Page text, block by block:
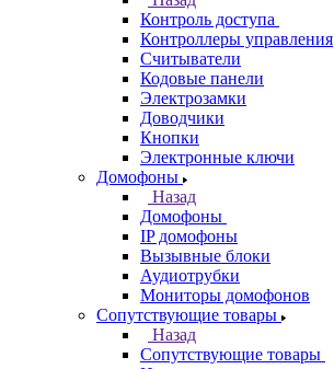
Контроль доступа
Контроллеры управления
Считыватели
Кодовые панели
Электрозамки
Доводчики
Кнопки
Электронные ключи
Домофоны
Назад
Домофоны
IP домофоны
Вызывные блоки
Аудиотрубки
Мониторы домофонов
Сопутствующие товары
Назад
Сопутствующие товары